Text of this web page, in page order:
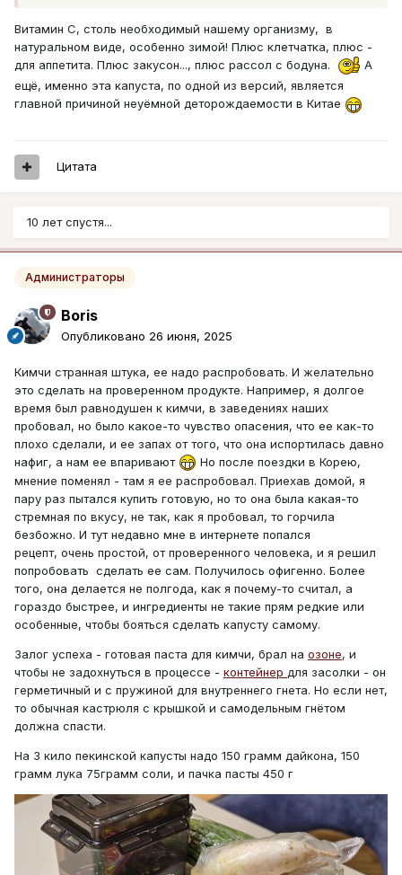
Витамин С, столь необходимый нашему организму, в
натуральном виде, особенно зимой! Плюс клетчатка, плюс -
для аппетита. Плюс закусон..., плюс рассол с бодуна.
А
ещё, именно эта капуста, по одной из версий, является
главной причиной неуёмной деторождаемости в Китае
Цитата
10 лет спустя...
Администраторы
Boris
Опубликовано 26 июня, 2025
Кимчи странная штука, ее надо распробовать. И желательно
это сделать на проверенном продукте. Например, я долгое
время был равнодушен к кимчи, в заведениях наших
пробовал, но было какое-то чувство опасения, что ее как-то
плохо сделали, и ее запах от того, что она испортилась давно
нафиг, а нам ее впаривают
Но после поездки в Корею,
мнение поменял - там я ее распробовал. Приехав домой, я
пару раз пытался купить готовую, но то она была какая-то
стремная по вкусу, не так, как я пробовал, то горчила
безбожно. И тут недавно мне в интернете попался
рецепт, очень простой, от проверенного человека, и я решил
попробовать сделать ее сам. Получилось офигенно. Более
того, она делается не полгода, как я почему-то считал, а
гораздо быстрее, и ингредиенты не такие прям редкие или
особенные, чтобы бояться сделать капусту самому.
Залог успеха - готовая паста для кимчи, брал на озоне, и
чтобы не задохнуться в процессе - контейнер для засолки - он
герметичный и с пружиной для внутреннего гнета. Но если нет,
то обычная кастрюля с крышкой и самодельным гнётом
должна спасти.
На 3 кило пекинской капусты надо 150 грамм дайкона, 150
грамм лука 75грамм соли, и пачка пасты 450 г